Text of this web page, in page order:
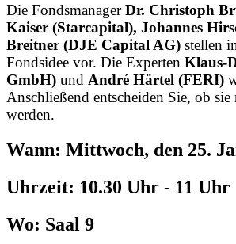
Die FondsmanagerDr. Christoph
Kaiser (Starcapital), Johannes
Breitner (DJE Capital AG) stellen
Fondsidee vor. Die Experten Klaus-
GmbH) und André Härtel (FERI)
Anschließend entscheiden Sie, ob
werden.
Wann: Mittwoch, den 25.
Uhrzeit: 10.30 Uhr - 11 Uhr
Wo: Saal 9